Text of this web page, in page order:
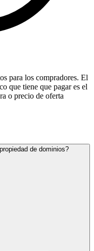
para los compradores. El
que tiene que pagar es el
o precio de oferta
de dominios?